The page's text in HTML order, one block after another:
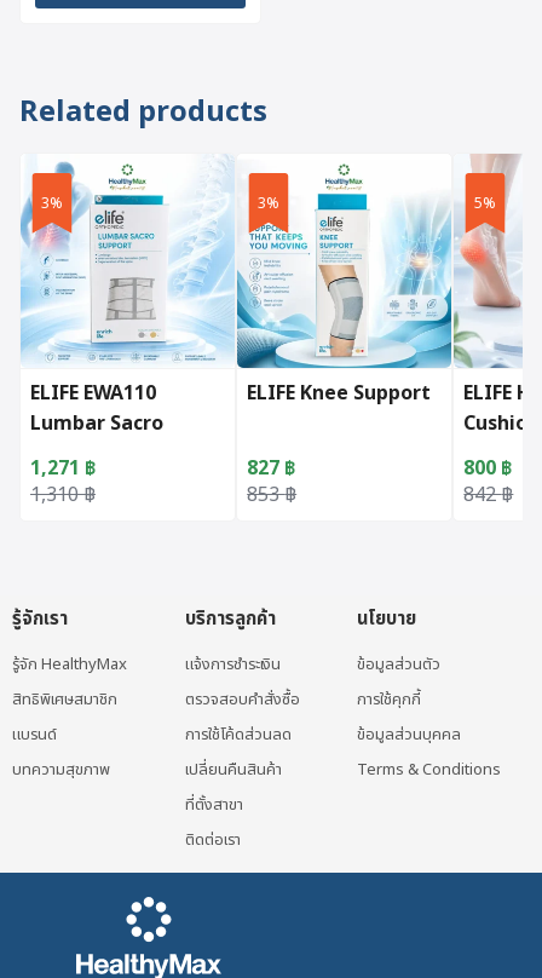
Related products
3%
ELIFE EWA110
Lumbar Sacro
Support
1,310฿
Original price was: 1,310 ฿.
1,271 ฿
Current price is: 1,271 ฿.
3%
ELIFE Knee Support
853฿
Original price was: 853 ฿.
827 ฿
Current price is: 827 ฿.
5%
ELIFE
842฿
Original
800 ฿
Current
รู้จักเรา
รู้จัก HealthyMax
สิทธิพิเศษสมาชิก
แบรนด์
บทความสุขภาพ
บริการลูกค้า
แจ้งการชำระเงิน
ตรวจสอบคำสั่งซื้อ
การใช้โค้ดส่วนลด
เปลี่ยนคืนสินค้า
ที่ตั้งสาขา
ติดต่อเรา
นโยบาย
ข้อมูลส่วนตัว
การใช้คุกกี้
ข้อมูลส่วนบุคคล
Terms & Conditions